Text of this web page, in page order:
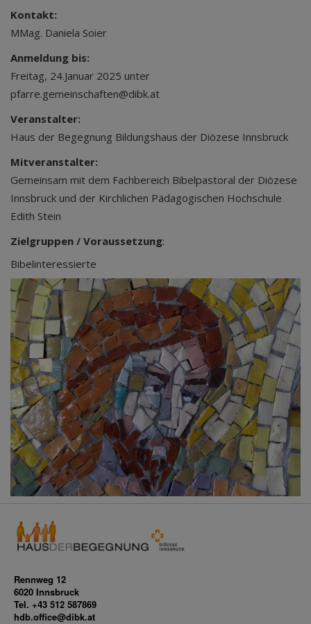
Kontakt:
MMag. Daniela Soier
Anmeldung bis:
Freitag, 24.Januar 2025 unter
pfarre.gemeinschaften@dibk.at
Veranstalter:
Haus der Begegnung Bildungshaus der Diözese Innsbruck
Mitveranstalter:
Gemeinsam mit dem Fachbereich Bibelpastoral der Diözese
Innsbruck und der Kirchlichen Pädagogischen Hochschule
Edith Stein
Zielgruppen / Voraussetzung:
Bibelinteressierte
Rennweg 12
6020 Innsbruck
Tel. +43 512 587869
hdb.office@dibk.at